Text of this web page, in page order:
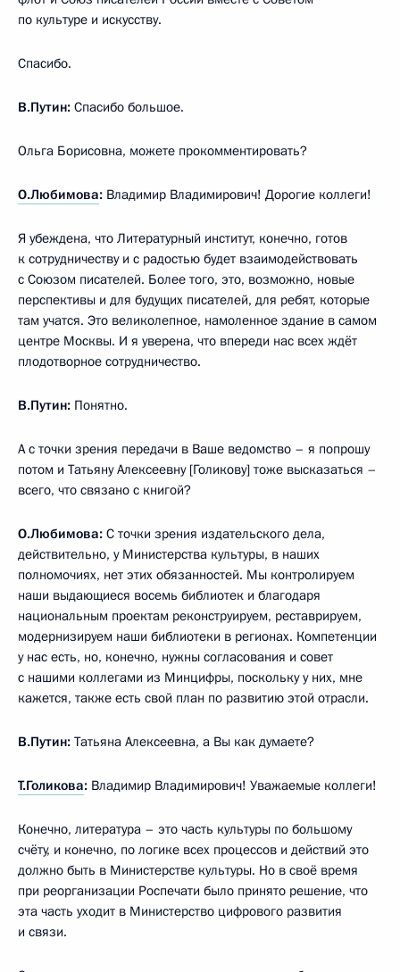
по культуре и искусству.
Спасибо.
В.Путин: Спасибо большое.
Ольга Борисовна, можете прокомментировать?
О.Любимова: Владимир Владимирович! Дорогие коллеги!
Я убеждена, что Литературный институт, конечно, готов
к сотрудничеству и с радостью будет взаимодействовать
с Союзом писателей. Более того, это, возможно, новые
перспективы и для будущих писателей, для ребят, которые
там учатся. Это великолепное, намоленное здание в самом
центре Москвы. И я уверена, что впереди нас всех ждёт
плодотворное сотрудничество.
В.Путин: Понятно.
А с точки зрения передачи в Ваше ведомство – я попрошу
потом и Татьяну Алексеевну [Голикову] тоже высказаться –
всего, что связано с книгой?
О.Любимова: С точки зрения издательского дела,
действительно, у Министерства культуры, в наших
полномочиях, нет этих обязанностей. Мы контролируем
наши выдающиеся восемь библиотек и благодаря
национальным проектам реконструируем, реставрируем,
модернизируем наши библиотеки в регионах. Компетенции
у нас есть, но, конечно, нужны согласования и совет
с нашими коллегами из Минцифры, поскольку у них, мне
кажется, также есть свой план по развитию этой отрасли.
В.Путин: Татьяна Алексеевна, а Вы как думаете?
Т.Голикова: Владимир Владимирович! Уважаемые коллеги!
Конечно, литература – это часть культуры по большому
счёту, и конечно, по логике всех процессов и действий это
должно быть в Министерстве культуры. Но в своё время
при реорганизации Роспечати было принято решение, что
эта часть уходит в Министерство цифрового развития
и связи.